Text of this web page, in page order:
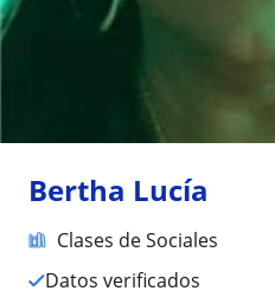
Bertha Lucía
Clases de Sociales
Datos verificados